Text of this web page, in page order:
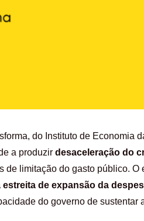
do Instituto de Economia
a produzirdesaceleração do
de limitação do gasto público.
estreita de expansão da
do governo de sustentar